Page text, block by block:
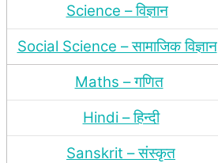
Science – विज्ञान
Social Science – सामाजिक विज्ञान
Maths – गणित
Hindi – हिन्‍दी
Sanskrit – संस्‍कृत